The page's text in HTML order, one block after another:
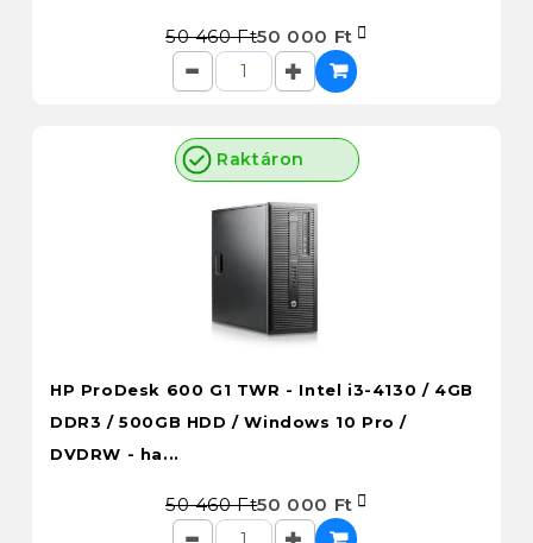
50 460 Ft50 000 Ft
Raktáron
HP ProDesk 600 G1 TWR - Intel i3-4130 / 4GB
DDR3 / 500GB HDD / Windows 10 Pro /
DVDRW - ha...
50 460 Ft50 000 Ft